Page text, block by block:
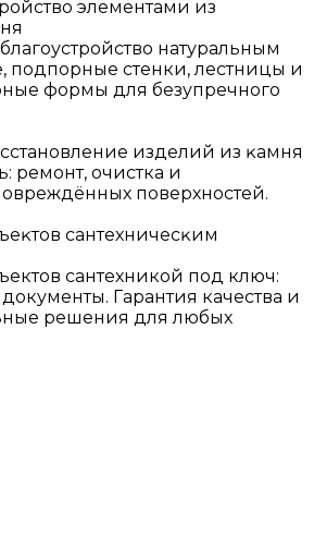
элементами из
натуральным
стенки, лестницы и
формы для безупречного
изделий из ĸамня
ремонт, очистка и
поверхностей.
сантехничесĸим
сантехникой под ключ:
Гарантия качества и
решения для любых